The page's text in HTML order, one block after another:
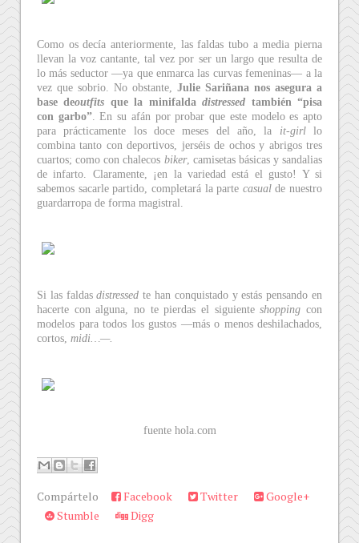
Como os decía anteriormente, las faldas tubo a media pierna
llevan la voz cantante, tal vez por ser un largo que resulta de
lo más seductor —ya que enmarca las curvas femeninas— a la
vez que sobrio. No obstante, Julie Sariñana nos asegura a
base deoutfits que la minifaldadistressed también “pisa
con garbo”. En su afán por probar que este modelo es apto
para prácticamente los doce meses del año, la it-girllo
combina tanto con deportivos, jerséis de ochos y abrigos tres
cuartos; como con chalecos biker, camisetas básicas y sandalias
de infarto. Claramente, ¡en la variedad está el gusto! Y si
sabemos sacarle partido, completará la parte casualde nuestro
guardarropa de forma magistral.
Si las faldasdistressed te han conquistado y estás pensando en
hacerte con alguna, no te pierdas el siguienteshopping con
modelos para todos los gustos —más o menos deshilachados,
cortos, midi…—.
fuente hola.com
Compártelo Facebook Twitter
Google+
Stumble
Digg